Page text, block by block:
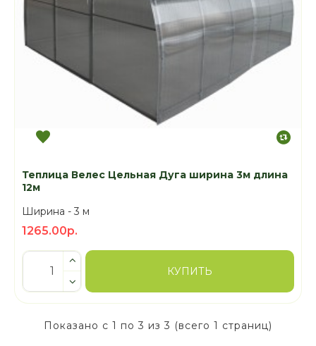
Теплица Велес Цельная Дуга ширина 3м длина
12м
Ширина - 3 м
1265.00р.
КУПИТЬ
Показано с 1 по 3 из 3 (всего 1 страниц)